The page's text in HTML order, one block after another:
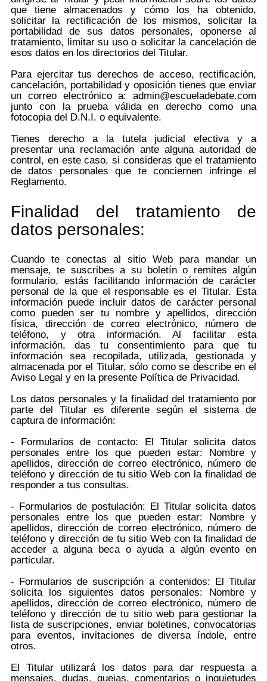
que tiene almacenados y cómo los ha obtenido,
solicitar la rectificación de los mismos, solicitar la
portabilidad de sus datos personales, oponerse al
tratamiento, limitar su uso o solicitar la cancelación de
esos datos en los directorios del Titular.
Para ejercitar tus derechos de acceso, rectificación,
cancelación, portabilidad y oposición tienes que enviar
un correo electrónico a: admin@escueladebate.com
junto con la prueba válida en derecho como una
fotocopia del D.N.I. o equivalente.
Tienes derecho a la tutela judicial efectiva y a
presentar una reclamación ante alguna autoridad de
control, en este caso, si consideras que el tratamiento
de datos personales que te conciernen infringe el
Reglamento.
Finalidad del tratamiento de
datos personales:
Cuando te conectas al sitio Web para mandar un
mensaje, te suscribes a su boletín o remites algún
formulario, estás facilitando información de carácter
personal de la que el responsable es el Titular. Esta
información puede incluir datos de carácter personal
como pueden ser tu nombre y apellidos, dirección
física, dirección de correo electrónico, número de
teléfono, y otra información. Al facilitar esta
información, das tu consentimiento para que tu
información sea recopilada, utilizada, gestionada y
almacenada por el Titular, sólo como se describe en el
Aviso Legal y en la presente Política de Privacidad.
Los datos personales y la finalidad del tratamiento por
parte del Titular es diferente según el sistema de
captura de información:
- Formularios de contacto: El Titular solicita datos
personales entre los que pueden estar: Nombre y
apellidos, dirección de correo electrónico, número de
teléfono y dirección de tu sitio Web con la finalidad de
responder a tus consultas.
- Formularios de postulación: El Titular solicita datos
personales entre los que pueden estar: Nombre y
apellidos, dirección de correo electrónico, número de
teléfono y dirección de tu sitio Web con la finalidad de
acceder a alguna beca o ayuda a algún evento en
particular.
- Formularios de suscripción a contenidos: El Titular
solicita los siguientes datos personales: Nombre y
apellidos, dirección de correo electrónico, número de
teléfono y dirección de tu sitio web para gestionar la
lista de suscripciones, enviar boletines, convocatorias
para eventos, invitaciones de diversa índole, entre
otros.
El Titular utilizará los datos para dar respuesta a
mensajes, dudas, quejas, comentarios o inquietudes